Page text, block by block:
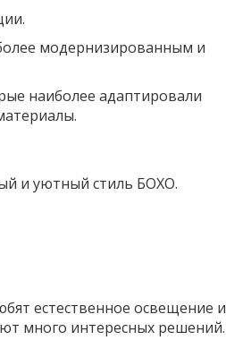
модернизированным и
наиболее адаптировали
и уютный стиль БОХО.
естественное освещение и
много интересных решений.